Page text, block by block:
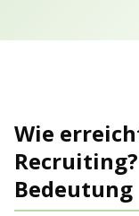
Wie
Bedeutung